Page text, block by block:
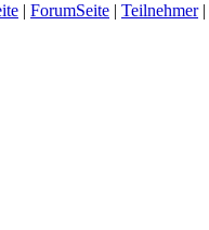
| ForumSeite | Teilnehmer|